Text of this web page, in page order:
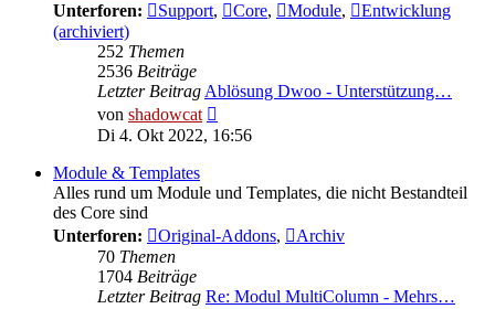
Unterforen:
Support, Core, Module,
Entwicklung
(archiviert)
252 Themen
2536 Beiträge
Letzter BeitragAblösung Dwoo - Unterstützung…
von shadowcat
Beitrag
Di 4. Okt 2022, 16:56
Module & Templates
Alles rund um Module und Templates, die nicht Bestandteil
des Core sind
Unterforen:
Original-Addons,
Archiv
70 Themen
1704 Beiträge
Letzter Beitrag Re: Modul MultiColumn - Mehrs…